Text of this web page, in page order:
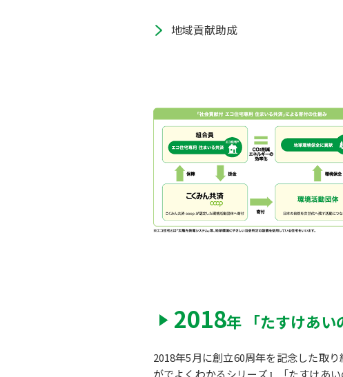
地域貢献助成
2018年 「たすけあ
2018年5月に創立60周年を記念した取
がでよくわかるシリーズ』「たすけあ